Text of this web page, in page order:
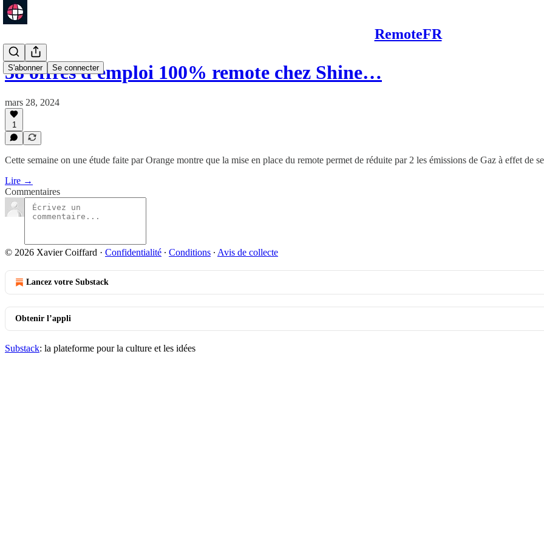
RemoteFR
S'abonner Se connecter
38 offres d'emploi 100% remote chez Shine…
mars 28, 2024
1
Cette semaine on une étude faite par Orange montre que la mise en place du remote permet de réduite par 2 les émissions de Gaz à effet de
Lire →
Commentaires
© 2026 Xavier Coiffard · Confidentialité ∙ Conditions ∙ Avis de collecte
Lancez votre Substack
Obtenir l’appli
Substack: la plateforme pour la culture et les idées